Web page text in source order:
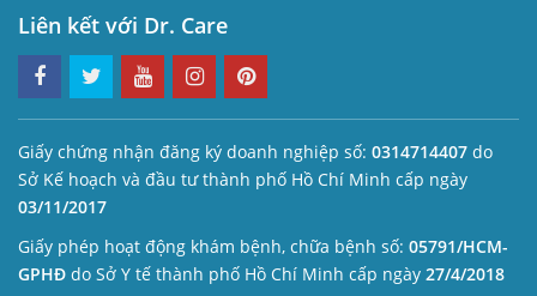
Liên kết với Dr. Care
Giấy chứng nhận đăng ký doanh nghiệp số: 0314714407 do
Sở Kế hoạch và đầu tư thành phố Hồ Chí Minh cấp ngày
03/11/2017
Giấy phép hoạt động khám bệnh, chữa bệnh số: 05791/HCM-
GPHĐ do Sở Y tế thành phố Hồ Chí Minh cấp ngày 27/4/2018